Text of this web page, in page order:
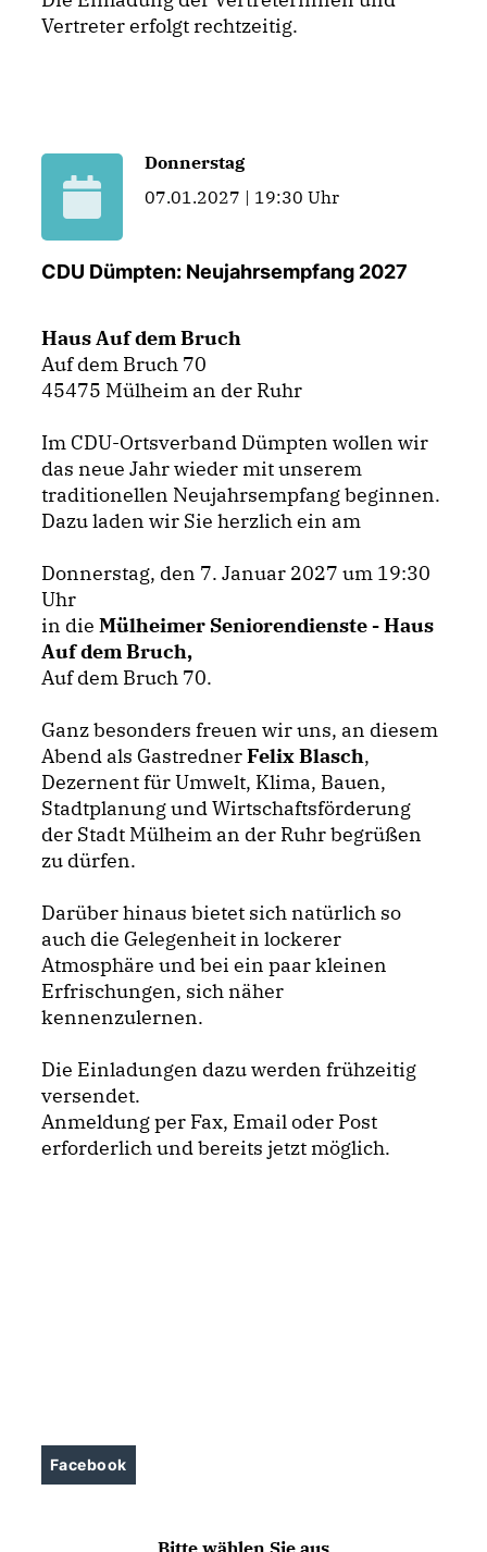
Vertreter erfolgt rechtzeitig.
Donnerstag
07.01.2027 | 19:30 Uhr
CDU Dümpten: Neujahrsempfang 2027
Haus Auf dem Bruch
Auf dem Bruch 70
45475 Mülheim an der Ruhr
Im CDU-Ortsverband Dümpten wollen wir
das neue Jahr wieder mit unserem
traditionellen Neujahrsempfang beginnen.
Dazu laden wir Sie herzlich ein am
Donnerstag, den 7. Januar 2027 um 19:30
Uhr
in die Mülheimer Seniorendienste - Haus
Auf dem Bruch,
Auf dem Bruch 70.
Ganz besonders freuen wir uns, an diesem
Abend als GastrednerFelix Blasch,
Dezernent für Umwelt, Klima, Bauen,
Stadtplanung und Wirtschaftsförderung
der Stadt Mülheim an der Ruhr begrüßen
zu dürfen.
Darüber hinaus bietet sich natürlich so
auch die Gelegenheit in lockerer
Atmosphäre und bei ein paar kleinen
Erfrischungen, sich näher
kennenzulernen.
Die Einladungen dazu werden frühzeitig
versendet.
Anmeldung per Fax, Email oder Post
erforderlich und bereits jetzt möglich.
Facebook
Bitte wählen Sie aus